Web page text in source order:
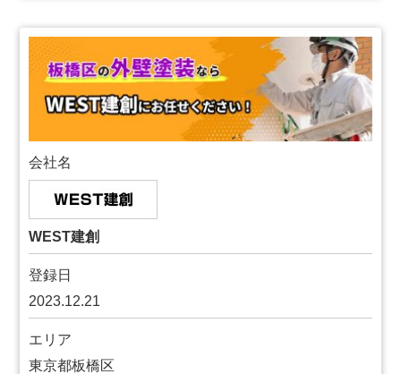
会社名
WEST建創
登録日
2023.12.21
エリア
東京都板橋区